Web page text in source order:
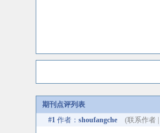
期刊点评列表
#1作者： shoufangche (联系作者|